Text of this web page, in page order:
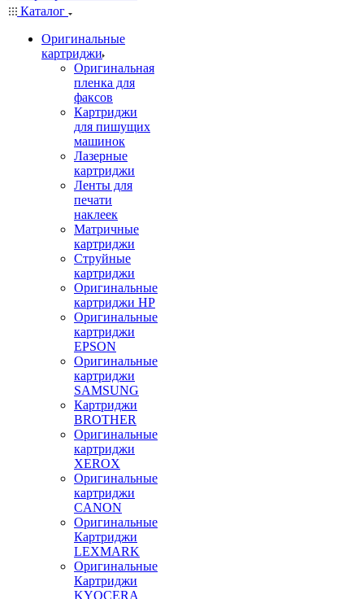
Каталог
Оригинальные
картриджи
Оригинальная
пленка для
факсов
Картриджи
для пишущих
машинок
Лазерные
картриджи
Ленты для
печати
наклеек
Матричные
картриджи
Струйные
картриджи
Оригинальные
картриджи HP
Оригинальные
картриджи
EPSON
Оригинальные
картриджи
SAMSUNG
Картриджи
BROTHER
Оригинальные
картриджи
XEROX
Оригинальные
картриджи
CANON
Оригинальные
Картриджи
LEXMARK
Оригинальные
Картриджи
KYOCERA